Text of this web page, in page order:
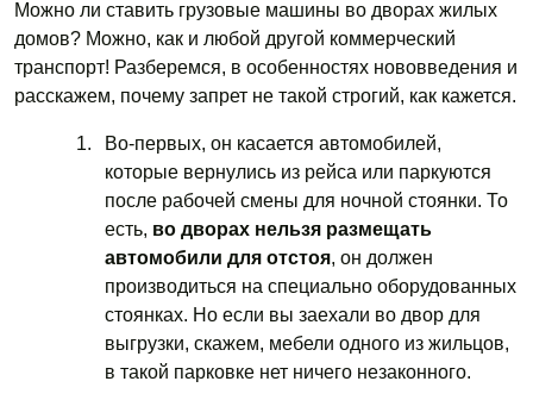
Можно ли ставить грузовые машины во дворах жилых
домов? Можно, как и любой другой коммерческий
транспорт! Разберемся, в особенностях нововведения и
расскажем, почему запрет не такой строгий, как кажется.
Во-первых, он касается автомобилей,
которые вернулись из рейса или паркуются
после рабочей смены для ночной стоянки. То
есть, во дворах нельзя размещать
автомобили для отстоя, он должен
производиться на специально оборудованных
стоянках. Но если вы заехали во двор для
выгрузки, скажем, мебели одного из жильцов,
в такой парковке нет ничего незаконного.